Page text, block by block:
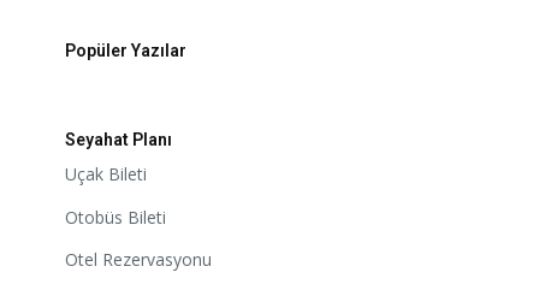
Popüler Yazılar
Seyahat Planı
Uçak Bileti
Otobüs Bileti
Otel Rezervasyonu